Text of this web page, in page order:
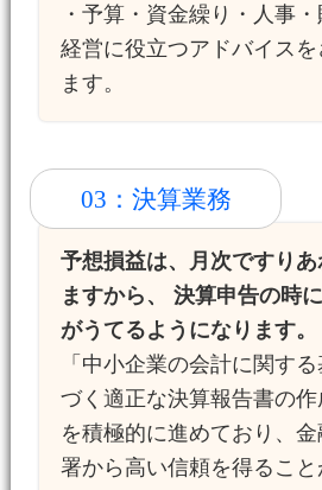
・予算・資金繰り・人事
経営に役立つアドバイスを
ます。
03：決算業務
予想損益は、月次ですり
ますから、 決算申告の時
がうてるようになります。
「中小企業の会計に関す
づく適正な決算報告書の
を積極的に進めており、
署から高い信頼を得ること